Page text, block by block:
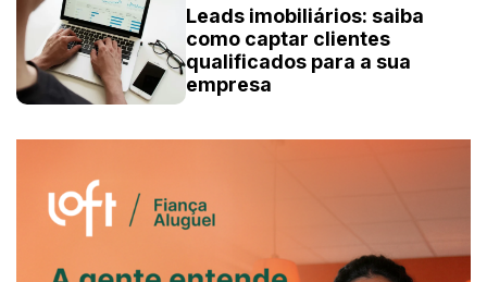
Leads imobiliários: saiba
como captar clientes
qualificados para a sua
empresa